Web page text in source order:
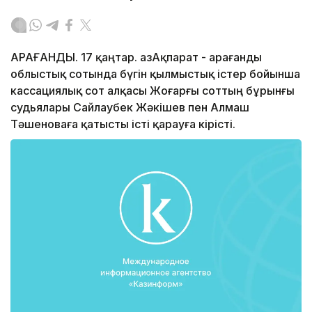
ҚАРАҒАНДЫ. 17 қаңтар. ҚазАқпарат - Қарағанды
облыстық сотында бүгін қылмыстық істер бойынша
кассациялық сот алқасы Жоғарғы соттың бұрынғы
судьялары Сайлаубек Жәкішев пен Алмаш
Тәшеноваға қатысты істі қарауға кірісті.